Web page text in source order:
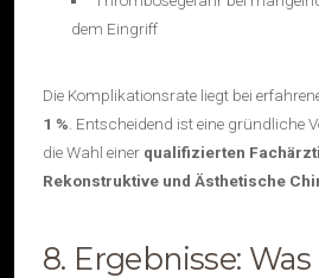
dem Eingriff
Die Komplikationsrate liegt bei
1 % . Entscheidend ist eine gründliche
die Wahl einer qualifizierten
Rekonstruktive und Ästhetische
8. Ergebnisse: